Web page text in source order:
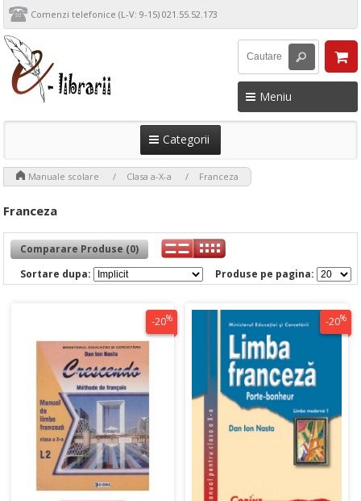
Comenzi telefonice (L-V: 9-15) 021.55.52.173
Meniu
Categorii
Manuale scolare Clasa a-X-a Franceza
Franceza
Comparare Produse (0)
Produse pe pagina:
Sortare dupa:
-20% -20%